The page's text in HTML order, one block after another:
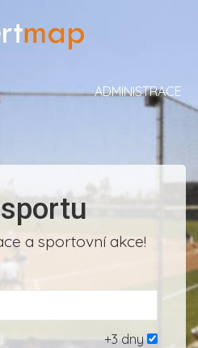
ADMINISTRACE
a sportovní akce!
+3 dny